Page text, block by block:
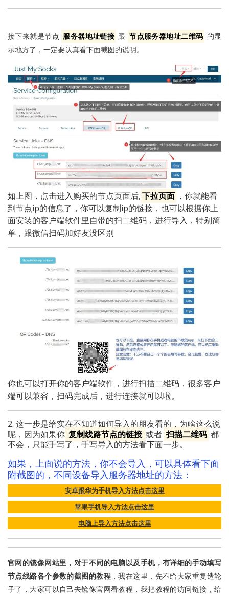
接下来就是节点 服务器地址链接 跟 节点服务器地址二维码 的显
示地方了，一定要认真看下面截图的说明。
如上图，点击进入购买的节点页面后,下拉页面 ，你就能看
到节点ip的信息了，你可以复制ip的链接，也可以根据你上
面安装的客户端软件里自带的扫二维码，进行导入，特别简
单，跟微信扫码加好友没区别
你也可以打开你的客户端软件，进行扫描二维码，很多客户
端可以兼容，扫码完成后，进行连接就可以啦。
2. 这一步是给实在不知道如何导入的朋友看的，为啥这么说
呢，因为如果你 复制线路节点的链接 或者 扫描二维码 都
不会，只能手写了，手写导入的方法看下面一步。
如果，上面说的方法，你不会导入，可以具体看下面
附截图的，不同设备导入服务器地址的方法：
安卓跟华为手机导入方法点击这里
苹果手机导入方法点击这里
电脑上导入方法点击这里
官网的镜像网站里，对于不同的电脑以及手机，有详细的手动填写
节点线路各个参数的截图的教程 ，我在这里，先不给大家重复造轮
子了，大家可以自己去镜像官网看教程，我把教程的访问链接，给